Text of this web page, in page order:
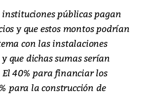
instituciones públicas pagan
y que estos montos podrían
con las instalaciones
que dichas sumas serían
40% para financiar los
para la construcción de